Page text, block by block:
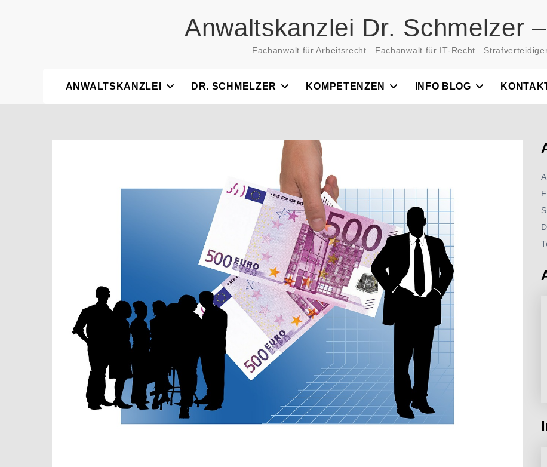
Anwaltskanzlei Dr. Schmelzer
Fachanwalt für Arbeitsrecht . Fachanwalt für IT-Recht .
ANWALTSKANZLEI DR. SCHMELZER KOMPETENZEN INFO BLOG